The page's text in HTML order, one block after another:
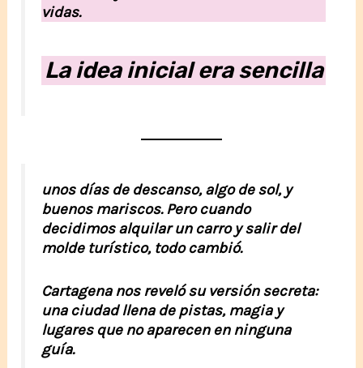
vidas.
La idea inicial era sencilla
unos días de descanso, algo de sol, y
buenos mariscos. Pero cuando
decidimos alquilar un carro y salir del
molde turístico, todo cambió.
Cartagena nos reveló su versión secreta:
una ciudad llena de pistas, magia y
lugares que no aparecen en ninguna
guía.